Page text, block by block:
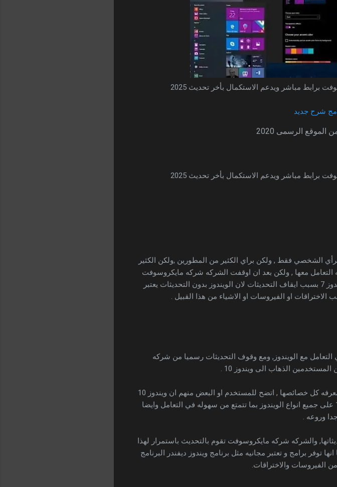
برأي الشخصي فقط , ولكن براي الكثير من المطورين ,ولكن الكثير
كانوا قديما ولازالوا يستخدمون ويندوز 7 لسهوله التعامل معها , ولكن بعد ان اوقفت الشركه شركه مايكروسوفت
التحديثات رسميا لويندوز 7 فرا كثيرا من المستخدمين وتركوا ويندوز 7 بسبب ايقاف التحديثات لان الويندوز بدون التحديثات يعتبر
او الفيروسات او الاشياء من هذا القبيل .
مع الويندوز, ومع وقوف التحديثات رسميا من شركه
وهذا لانه مضطر الى فعل ذلك , ولكن بعد التعامل مع ويندوز 10 ومعرفه كل خصائصها , اتضح للمستخدم او البعض منهم ان ويندوز 10
افضل بكثير جدا من ويندوز 7 او ويندوز 8 , فاصبح يفضل ويندوز 10 على جميع انواع الويندوز بما تتمتع من سهوله في التعامل وايضا
وروعه .
والشركه شركه مايكروسوفت تقوم بالتحديث باستمرار لهذا
برامج و تعتبر مجانيه مثل برنامج ويندوز ديفندر البرنامج
الفيروسات والاختراقات.